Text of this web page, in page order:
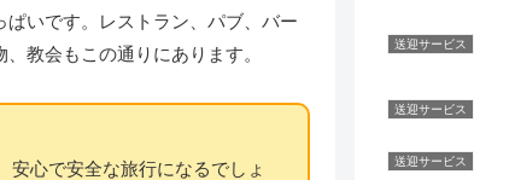
いです。レストラン、パブ、バー
教会もこの通りにあります。
安心で安全な旅行になるでしょ
送迎サービス
送迎サービス
送迎サービス